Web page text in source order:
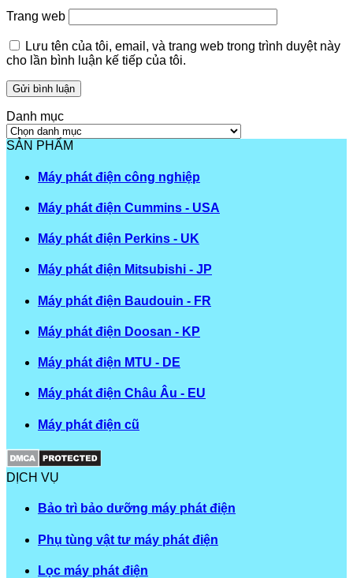
Trang web
Lưu tên của tôi, email, và trang web trong trình duyệt này
cho lần bình luận kế tiếp của tôi.
Danh mục
Danh
mục
SẢN PHẨM
Máy phát điện công nghiệp
Máy phát điện Cummins - USA
Máy phát điện Perkins - UK
Máy phát điện Mitsubishi - JP
Máy phát điện Baudouin - FR
Máy phát điện Doosan - KP
Máy phát điện MTU - DE
Máy phát điện Châu Âu - EU
Máy phát điện cũ
DỊCH VỤ
Bảo trì bảo dưỡng máy phát điện
Phụ tùng vật tư máy phát điện
Lọc máy phát điện